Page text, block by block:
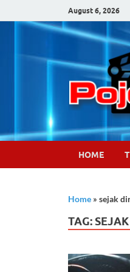
August 6, 2026
HOME
Home » sejak
TAG: